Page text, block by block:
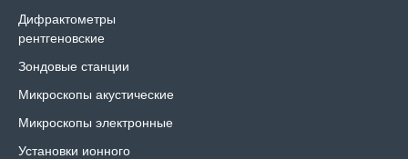
Дифрактометры
рентгеновские
Зондовые станции
Микроскопы акустические
Микроскопы электронные
Установки ионного